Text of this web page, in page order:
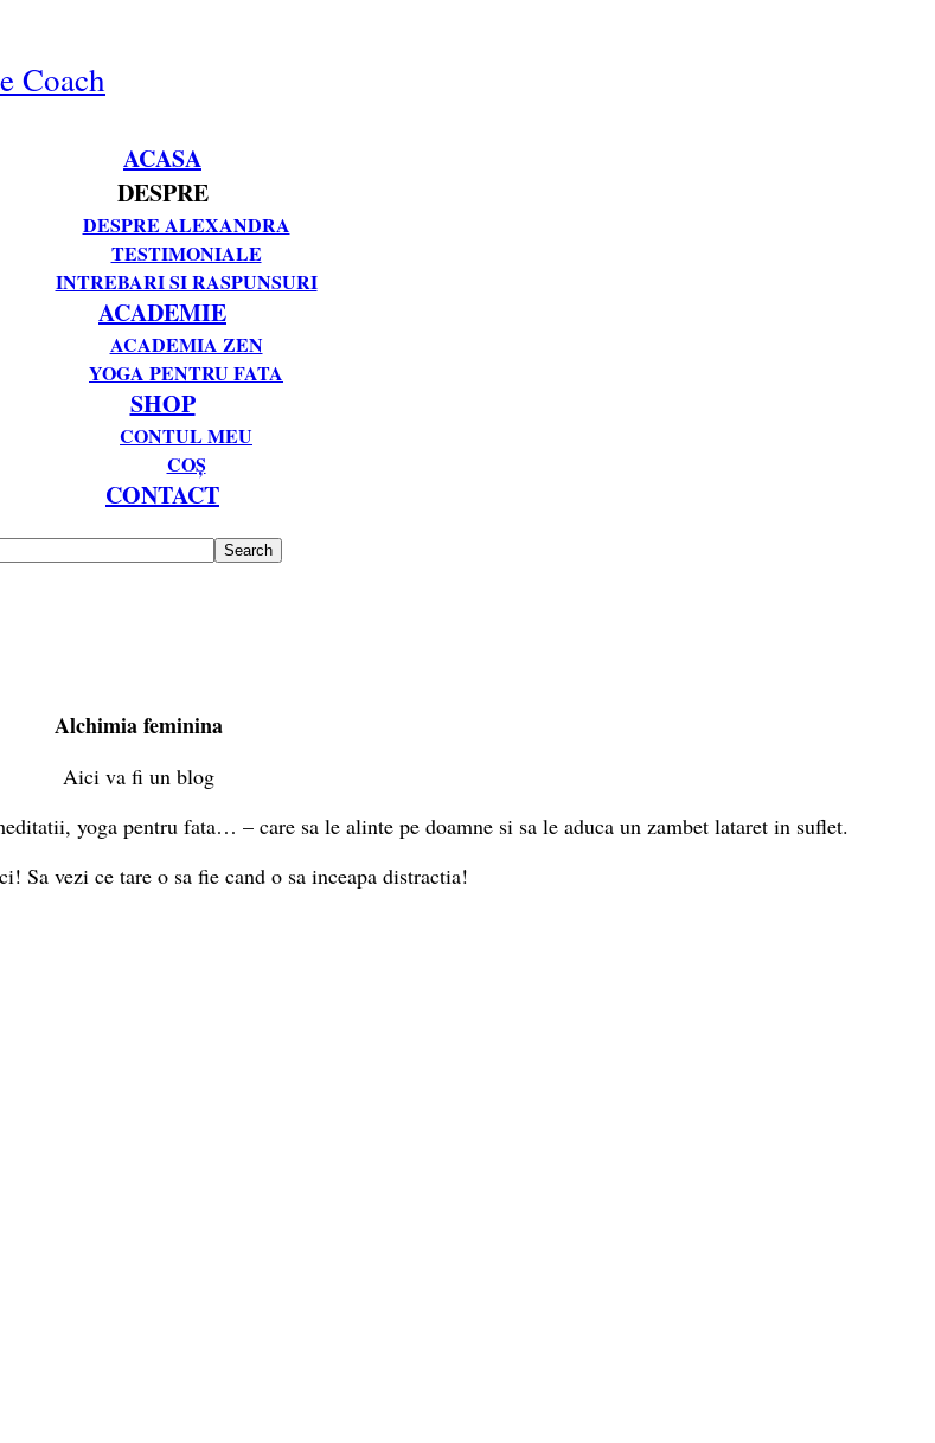
Coach
ACASA
DESPRE
DESPRE ALEXANDRA
TESTIMONIALE
INTREBARI SI RASPUNSURI
ACADEMIE
ACADEMIA ZEN
YOGA PENTRU FATA
SHOP
CONTUL MEU
COȘ
CONTACT
Alchimia feminina
Aici va fi un blog
yoga pentru fata… – care sa le alinte pe doamne si sa le aduca un zambet lataret in suflet.
Sa vezi ce tare o sa fie cand o sa inceapa distractia!